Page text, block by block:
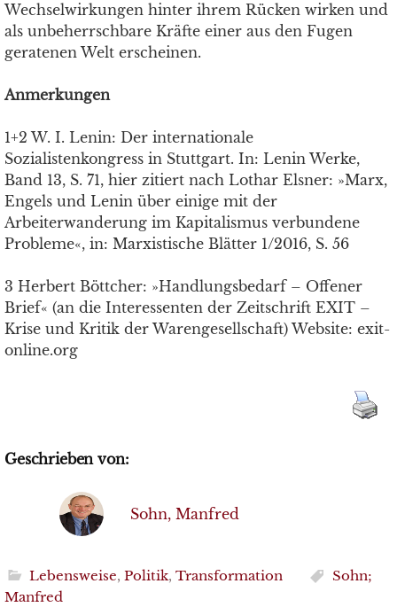
Wechselwirkungen hinter ihrem Rücken wirken und
als unbeherrschbare Kräfte einer aus den Fugen
geratenen Welt erscheinen.
Anmerkungen
1+2 W. I. Lenin: Der internationale
Sozialistenkongress in Stuttgart. In: Lenin Werke,
Band 13, S. 71, hier zitiert nach Lothar Elsner: »Marx,
Engels und Lenin über einige mit der
Arbeiterwanderung im Kapitalismus verbundene
Probleme«, in: Marxistische Blätter 1/2016, S. 56
3 Herbert Böttcher: »Handlungsbedarf – Offener
Brief« (an die Interessenten der Zeitschrift EXIT –
Krise und Kritik der Warengesellschaft) Website: exit-
online.org
Geschrieben von:
Sohn, Manfred
Lebensweise, Politik, Transformation
Sohn;
Manfred